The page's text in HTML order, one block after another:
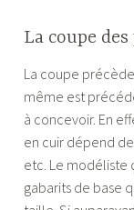
La coupe des
La coupe
même est
à concevoir. En
en cuir dépend
etc. Le modéliste
gabarits de base